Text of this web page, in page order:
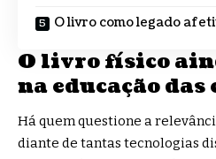
O livro como legado
O livro físico
na educação
Há quem questione a
diante de tantas tecnologias